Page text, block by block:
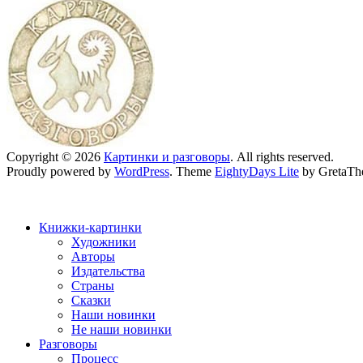
Copyright © 2026 Картинки и разговоры. All rights reserved.
Proudly powered by WordPress. Theme EightyDays Lite by
Книжки-картинки
Художники
Авторы
Издательства
Страны
Сказки
Наши новинки
Не наши новинки
Разговоры
Процесс